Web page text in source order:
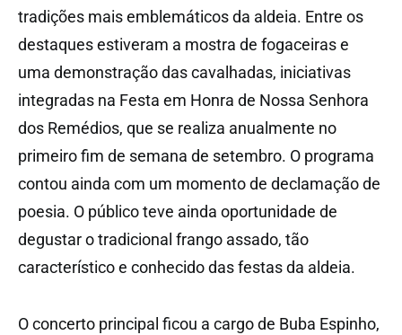
tradições mais emblemáticos da aldeia. Entre os
destaques estiveram a mostra de fogaceiras e
uma demonstração das cavalhadas, iniciativas
integradas na Festa em Honra de Nossa Senhora
dos Remédios, que se realiza anualmente no
primeiro fim de semana de setembro. O programa
contou ainda com um momento de declamação de
poesia. O público teve ainda oportunidade de
degustar o tradicional frango assado, tão
característico e conhecido das festas da aldeia.
O concerto principal ficou a cargo de Buba Espinho,